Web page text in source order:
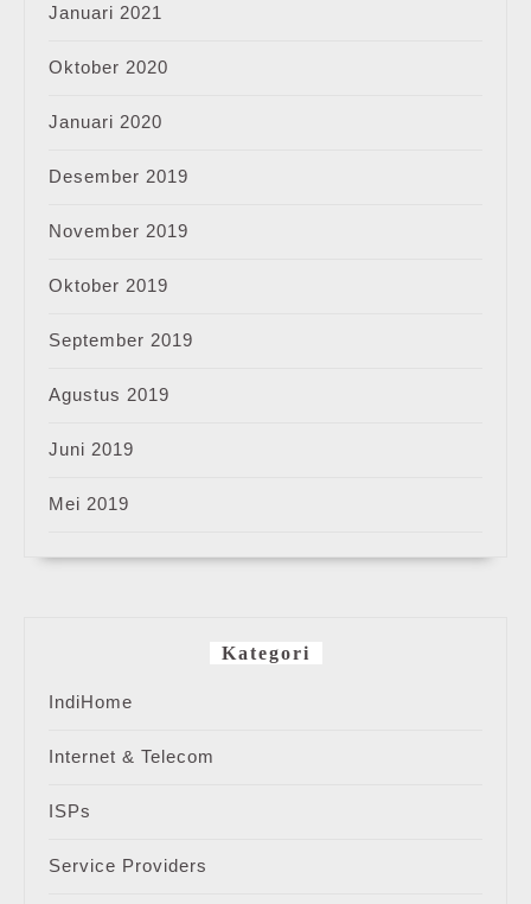
Januari 2021
Oktober 2020
Januari 2020
Desember 2019
November 2019
Oktober 2019
September 2019
Agustus 2019
Juni 2019
Mei 2019
Kategori
IndiHome
Internet & Telecom
ISPs
Service Providers